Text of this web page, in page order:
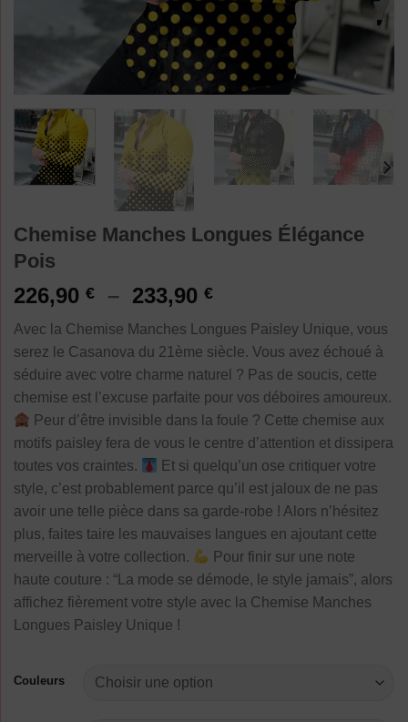
Chemise Manches Longues Élégance
Pois
226,90 € – 233,90 €Plage
prix :
226,90 €
à
233,90 €
Avec la Chemise Manches Longues Paisley Unique, vous
serez le Casanova du 21ème siècle. Vous avez échoué à
séduire avec votre charme naturel ? Pas de soucis, cette
chemise est l’excuse parfaite pour vos déboires amoureux.
Peur d’être invisible dans la foule ? Cette chemise aux
motifs paisley fera de vous le centre d’attention et dissipera
toutes vos craintes.
Et si quelqu’un ose critiquer votre
style, c’est probablement parce qu’il est jaloux de ne pas
avoir une telle pièce dans sa garde-robe ! Alors n’hésitez
plus, faites taire les mauvaises langues en ajoutant cette
merveille à votre collection.
Pour finir sur une note
haute couture : “La mode se démode, le style jamais”, alors
affichez fièrement votre style avec la Chemise Manches
Longues Paisley Unique !
Couleurs